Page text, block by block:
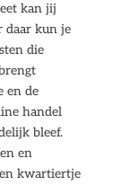
kan jij
daar kun je
die
en de
handel
bleef.
en
kwartiertje